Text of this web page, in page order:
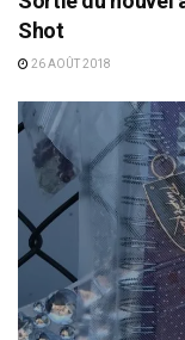
Shot
26 AOÛT 2018